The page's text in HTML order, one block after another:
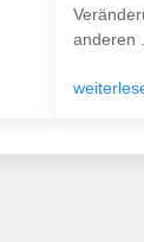
anderen ...